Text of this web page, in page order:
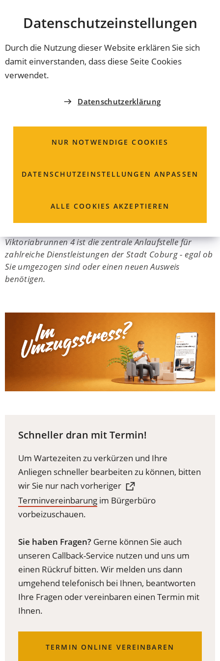
Datenschutz­einstellungen
Durch die Nutzung dieser Website erklären Sie sich
damit einverstanden, dass diese Seite Cookies
verwendet.
Datenschutzerklärung
NUR NOTWENDIGE COOKIES
DATENSCHUTZ­EINSTELLUNGEN ANPASSEN
ALLE COOKIES AKZEPTIEREN
INHALT ANSPRINGEN
Coburg
Bürgerbüro
Viktoriabrunnen 4 ist die zentrale Anlaufstelle für
zahlreiche Dienstleistungen der Stadt Coburg - egal ob
Sie umgezogen sind oder einen neuen Ausweis
benötigen.
Schneller dran mit Termin!
Um Wartezeiten zu verkürzen und Ihre
Anliegen schneller bearbeiten zu können, bitten
wir Sie nur nach vorheriger
Terminvereinbarung
(Öffnet
neuen
Tab)
im Bürgerbüro
vorbeizuschauen.
Sie haben Fragen? Gerne können Sie auch
unseren Callback-Service nutzen und uns um
einen Rückruf bitten. Wir melden uns dann
umgehend telefonisch bei Ihnen, beantworten
Ihre Fragen oder vereinbaren einen Termin mit
Ihnen.
TERMIN ONLINE VEREINBAREN
(ÖFFNET